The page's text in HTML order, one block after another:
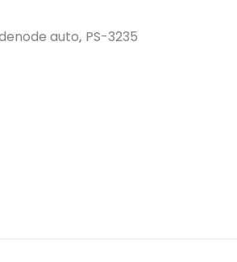
auto, PS-3235